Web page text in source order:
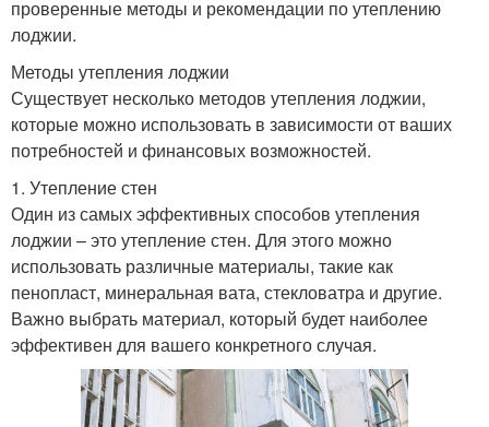
проверенные методы и рекомендации по утеплению
лоджии.
Методы утепления лоджии
Существует несколько методов утепления лоджии,
которые можно использовать в зависимости от ваших
потребностей и финансовых возможностей.
1. Утепление стен
Один из самых эффективных способов утепления
лоджии – это утепление стен. Для этого можно
использовать различные материалы, такие как
пенопласт, минеральная вата, стекловатра и другие.
Важно выбрать материал, который будет наиболее
эффективен для вашего конкретного случая.